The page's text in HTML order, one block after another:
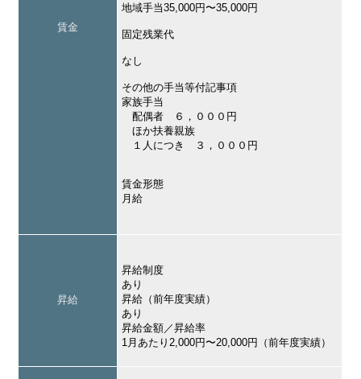
賃金
地域手当35,000円〜35,000円
固定残業代
なし
その他の手当等付記事項
家族手当
配偶者 ６，０００円
ほか扶養親族
１人につき ３，０００円
賃金形態
月給
昇給
昇給制度
あり
昇給（前年度実績）
あり
昇給金額／昇給率
1月あたり2,000円〜20,000円（前年度実績）